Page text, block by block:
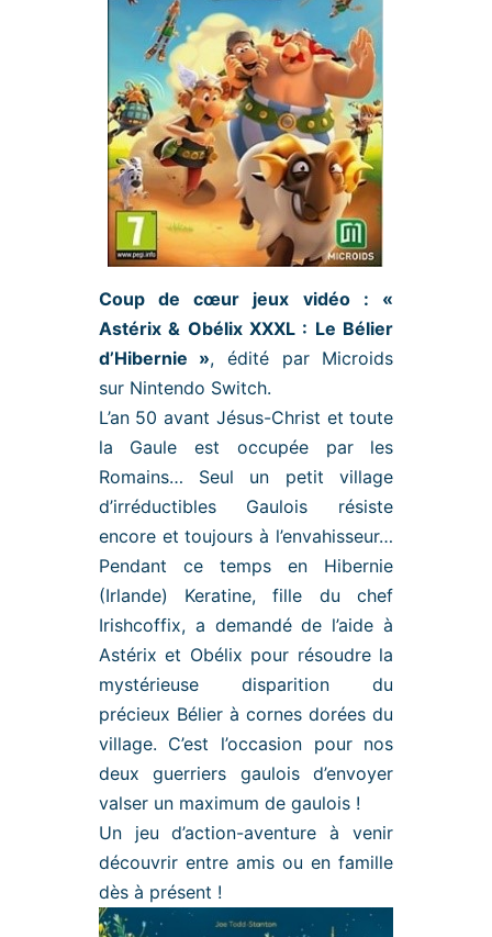
Coup de cœur jeux vidéo : «
Astérix & Obélix XXXL : Le Bélier
d’Hibernie », édité par Microids
sur Nintendo Switch.
L’an 50 avant Jésus-Christ et toute
la Gaule est occupée par les
Romains… Seul un petit village
d’irréductibles Gaulois résiste
encore et toujours à l’envahisseur…
Pendant ce temps en Hibernie
(Irlande) Keratine, fille du chef
Irishcoffix, a demandé de l’aide à
Astérix et Obélix pour résoudre la
mystérieuse disparition du
précieux Bélier à cornes dorées du
village. C’est l’occasion pour nos
deux guerriers gaulois d’envoyer
valser un maximum de gaulois !
Un jeu d’action-aventure à venir
découvrir entre amis ou en famille
dès à présent !